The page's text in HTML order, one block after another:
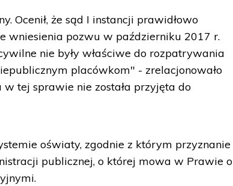
Ocenił, że sąd I instancji prawidłowo
wniesienia pozwu w październiku 2017 r.
nie były właściwe do rozpatrywania
placówkom" - zrelacjonowało
tej sprawie nie została przyjęta do
oświaty, zgodnie z którym przyznanie
publicznej, o której mowa w Prawie o